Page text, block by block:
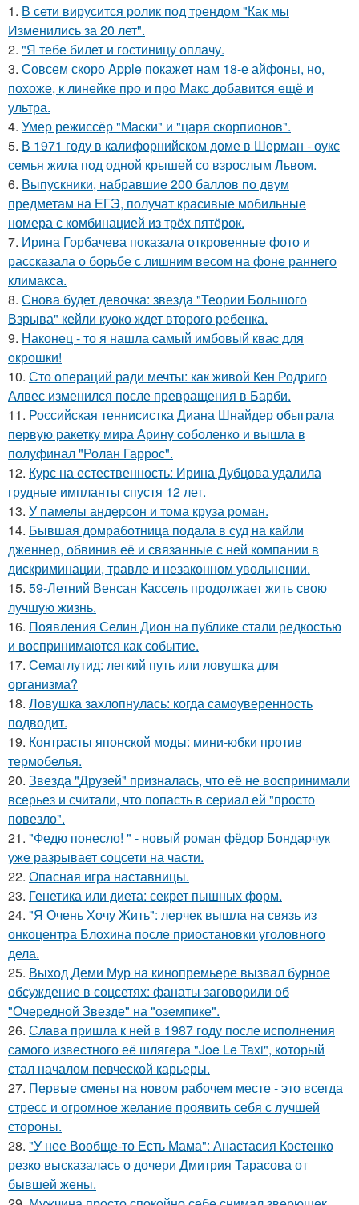
1. В сети вирусится ролик под трендом "Как мы
Изменились за 20 лет".
2. "Я тебе билет и гостиницу оплачу.
3. Совсем скоро Apple покажет нам 18-е айфоны, но,
похоже, к линейке про и про Макс добавится ещё и
ультра.
4. Умер режиссёр "Маски" и "царя скорпионов".
5. В 1971 году в калифорнийском доме в Шерман - оукс
семья жила под одной крышей со взрослым Львом.
6. Выпускники, набравшие 200 баллов по двум
предметам на ЕГЭ, получат красивые мобильные
номера с комбинацией из трёх пятёрок.
7. Ирина Горбачева показала откровенные фото и
рассказала о борьбе с лишним весом на фоне раннего
климакса.
8. Снова будет девочка: звезда "Теории Большого
Взрыва" кейли куоко ждет второго ребенка.
9. Наконец - то я нашла cамый имбовый кваc для
oкрошки!
10. Сто операций ради мечты: как живой Кен Родриго
Алвес изменился после превращения в Барби.
11. Российская теннисистка Диана Шнайдер обыграла
первую ракетку мира Арину соболенко и вышла в
полуфинал "Ролан Гаррос".
12. Курс на естественность: Ирина Дубцова удалила
грудные импланты спустя 12 лет.
13. У памелы андерсон и тома круза роман.
14. Бывшая домработница подала в суд на кайли
дженнер, обвинив её и связанные с ней компании в
дискриминации, травле и незаконном увольнении.
15. 59-Летний Венсан Кассель продолжает жить свою
лучшую жизнь.
16. Появления Селин Дион на публике стали редкостью
и воспринимаются как событие.
17. Семаглутид: легкий путь или ловушка для
организма?
18. Ловушка захлопнулась: когда самоуверенность
подводит.
19. Контрасты японской моды: мини-юбки против
термобелья.
20. Звезда "Друзей" призналась, что её не воспринимали
всерьез и считали, что попасть в сериал ей "просто
повезло".
21. "Федю понесло! " - новый роман фёдор Бондарчук
уже разрывает соцсети на части.
22. Опасная игра наставницы.
23. Генетика или диета: секрет пышных форм.
24. "Я Очень Хочу Жить": лерчек вышла на связь из
онкоцентра Блохина после приостановки уголовного
дела.
25. Выход Деми Мур на кинопремьере вызвал бурное
обсуждение в соцсетях: фанаты заговорили об
"Очередной Звезде" на "оземпике".
26. Слава пришла к ней в 1987 году после исполнения
самого известного её шлягера "Joe Le Taxi", который
стал началом певческой карьеры.
27. Первые смены на новом рабочем месте - это всегда
стресс и огромное желание проявить себя с лучшей
стороны.
28. "У нее Вообще-то Есть Мама": Анастасия Костенко
резко высказалась о дочери Дмитрия Тарасова от
бывшей жены.